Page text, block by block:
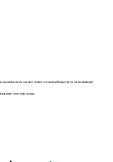
productos llenos de sabor, hechos con dedicación para llevar cariño a tu hogar
que disfrutes cada bocado.